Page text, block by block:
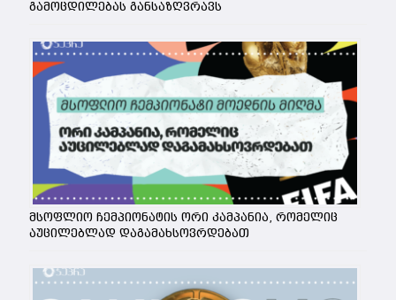
გამოცდილებას განსაზღვრავს
მსოფლიო ჩემპიონატის ორი კამპანია, რომელიც
აუცილებლად დაგამახსოვრდებათ